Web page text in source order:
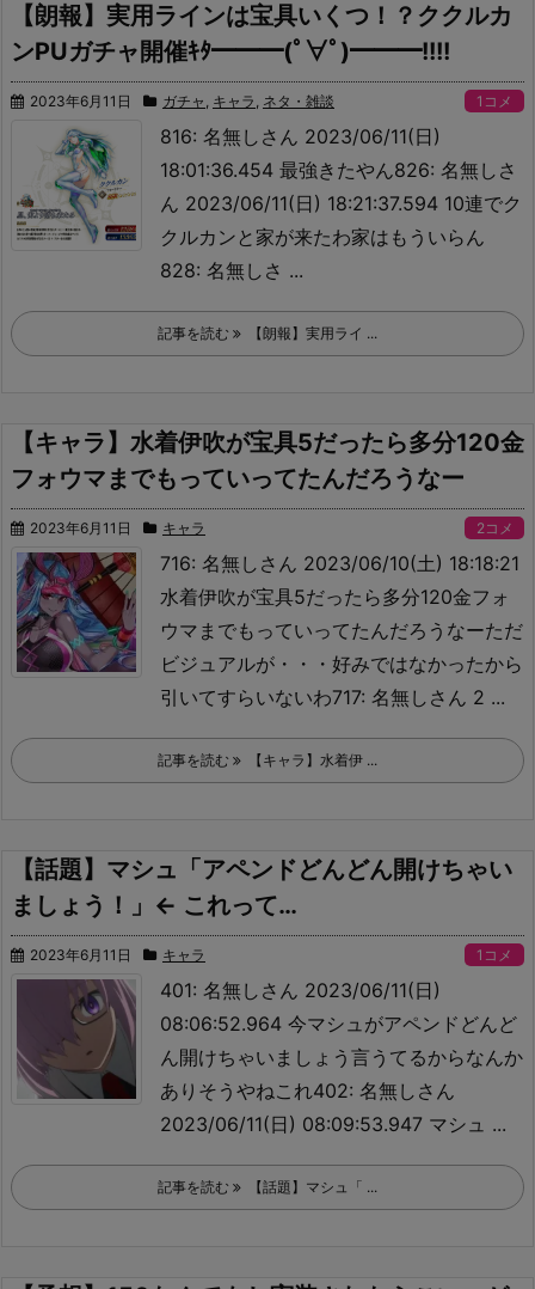
【朗報】実用ラインは宝具いくつ！？ククルカ
ンPUガチャ開催ｷﾀ━━━(ﾟ∀ﾟ)━━━!!!!
2023年6月11日 ガチャ , キャラ , ネタ・雑談 1コメ
816: 名無しさん 2023/06/11(日)
18:01:36.454 最強きたやん826: 名無しさ
ん 2023/06/11(日) 18:21:37.594 10連でク
クルカンと家が来たわ家はもういらん
828: 名無しさ ...
記事を読む 【朗報】実用ライ ...
【キャラ】水着伊吹が宝具5だったら多分120金
フォウマまでもっていってたんだろうなー
2023年6月11日 キャラ 2コメ
716: 名無しさん 2023/06/10(土) 18:18:21
水着伊吹が宝具5だったら多分120金フォ
ウマまでもっていってたんだろうなーただ
ビジュアルが・・・好みではなかったから
引いてすらいないわ717: 名無しさん 2 ...
記事を読む 【キャラ】水着伊 ...
【話題】マシュ「アペンドどんどん開けちゃい
ましょう！」← これって…
2023年6月11日 キャラ 1コメ
401: 名無しさん 2023/06/11(日)
08:06:52.964 今マシュがアペンドどんど
ん開けちゃいましょう言うてるからなんか
ありそうやねこれ402: 名無しさん
2023/06/11(日) 08:09:53.947 マシュ ...
記事を読む 【話題】マシュ「 ...